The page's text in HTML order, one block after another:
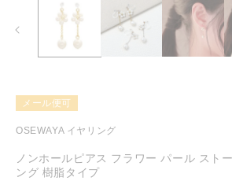
メール便可
OSEWAYA イヤリング
ノンホールピアス フラワー パール スト
ング 樹脂タイプ